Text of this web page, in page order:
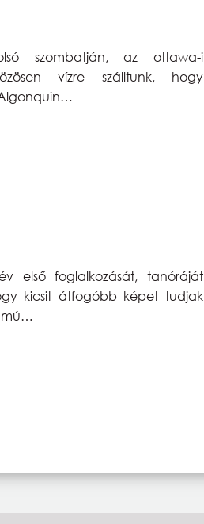
szombatján, az ottawa-i
vízre szálltunk, hogy
első foglalkozását, tanóráját
kicsit átfogóbb képet tudjak